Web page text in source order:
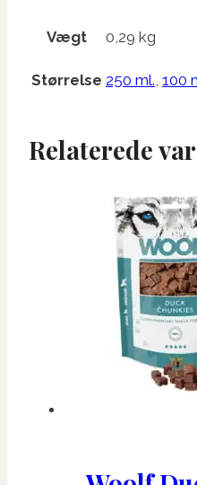
Vægt 0,29 kg
Størrelse 250 ml. 100
Relaterede